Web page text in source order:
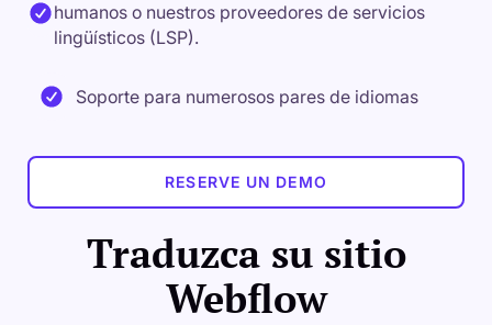
Traduzca su sitio
Webflow
humanos o nuestros proveedores de servicios
lingüísticos (LSP).
Soporte para numerosos pares de idiomas
RESERVE UN DEMO